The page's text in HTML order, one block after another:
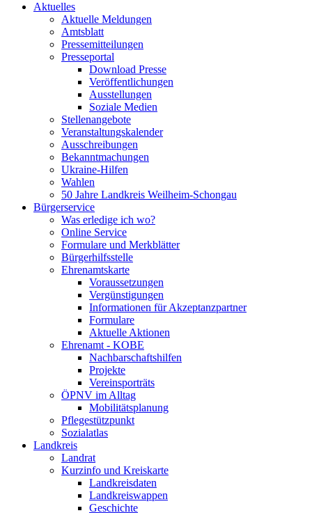
Aktuelles
Aktuelle Meldungen
Amtsblatt
Pressemitteilungen
Presseportal
Download Presse
Veröffentlichungen
Ausstellungen
Soziale Medien
Stellenangebote
Veranstaltungskalender
Ausschreibungen
Bekanntmachungen
Ukraine-Hilfen
Wahlen
50 Jahre Landkreis Weilheim-Schongau
Bürgerservice
Was erledige ich wo?
Online Service
Formulare und Merkblätter
Bürgerhilfsstelle
Ehrenamtskarte
Voraussetzungen
Vergünstigungen
Informationen für Akzeptanzpartner
Formulare
Aktuelle Aktionen
Ehrenamt - KOBE
Nachbarschaftshilfen
Projekte
Vereinsporträts
ÖPNV im Alltag
Mobilitätsplanung
Pflegestützpunkt
Sozialatlas
Landkreis
Landrat
Kurzinfo und Kreiskarte
Landkreisdaten
Landkreiswappen
Geschichte